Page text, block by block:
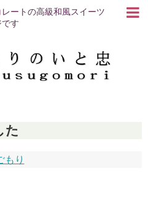
ートの高級和風スイーツ
です
た
もり